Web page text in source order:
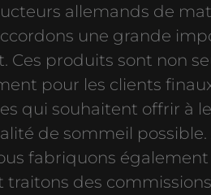
allemands de
une grande
Ces produits sont non
pour les clients
qui souhaitent offrir à
de sommeil possible.
fabriquons également
des commissions